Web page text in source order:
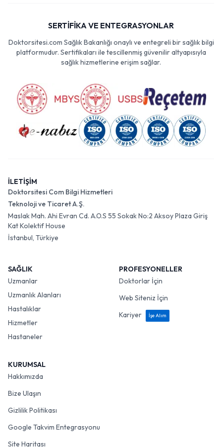
SERTİFİKA VE ENTEGRASYONLAR
Doktorsitesi.com Sağlık Bakanlığı onaylı ve entegreli bir sağlık bilgi
platformudur. Sertifikaları ile tescillenmiş güvenilir altyapısıyla
sağlık hizmetlerine erişim sağlar.
İLETİŞİM
Doktorsitesi Com Bilgi Hizmetleri
Teknoloji ve Ticaret A.Ş.
Maslak Mah. Ahi Evran Cd. A.O.S 55 Sokak No:2 Aksoy Plaza Giriş
Kat Kolektif House
İstanbul, Türkiye
SAĞLIK
Uzmanlar
Uzmanlık Alanları
Hastalıklar
Hizmetler
Hastaneler
PROFESYONELLER
Doktorlar İçin
Web Siteniz İçin
Kariyer
İşe Alım
KURUMSAL
Hakkımızda
Bize Ulaşın
Gizlilik Politikası
Google Takvim Entegrasyonu
Site Haritası